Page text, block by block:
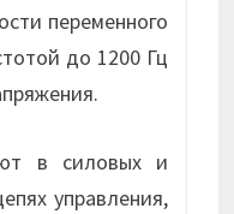
переменного
до 1200 Гц
в силовых и
управления,